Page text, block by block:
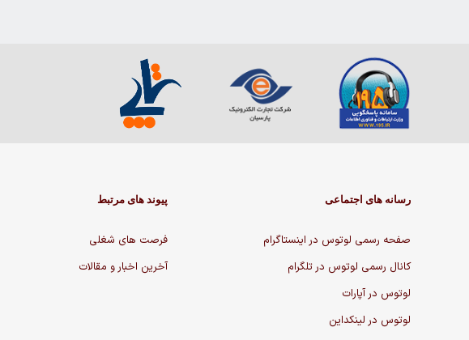
رسانه های اجتماعی
صفحه رسمی لوتوس در اینستاگرام
کانال رسمی لوتوس در تلگرام
لوتوس در آپارات
لوتوس در لینکداین
پیوند های مرتبط
فرصت های شغلی
آخرین اخبار و مقالات